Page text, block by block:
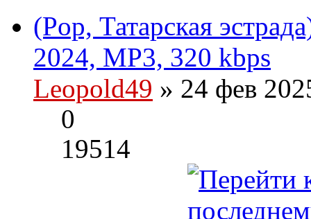
(Pop, Татарская
2024, MP3, 320 kbps
Leopold49 » 24 фев
0
19514